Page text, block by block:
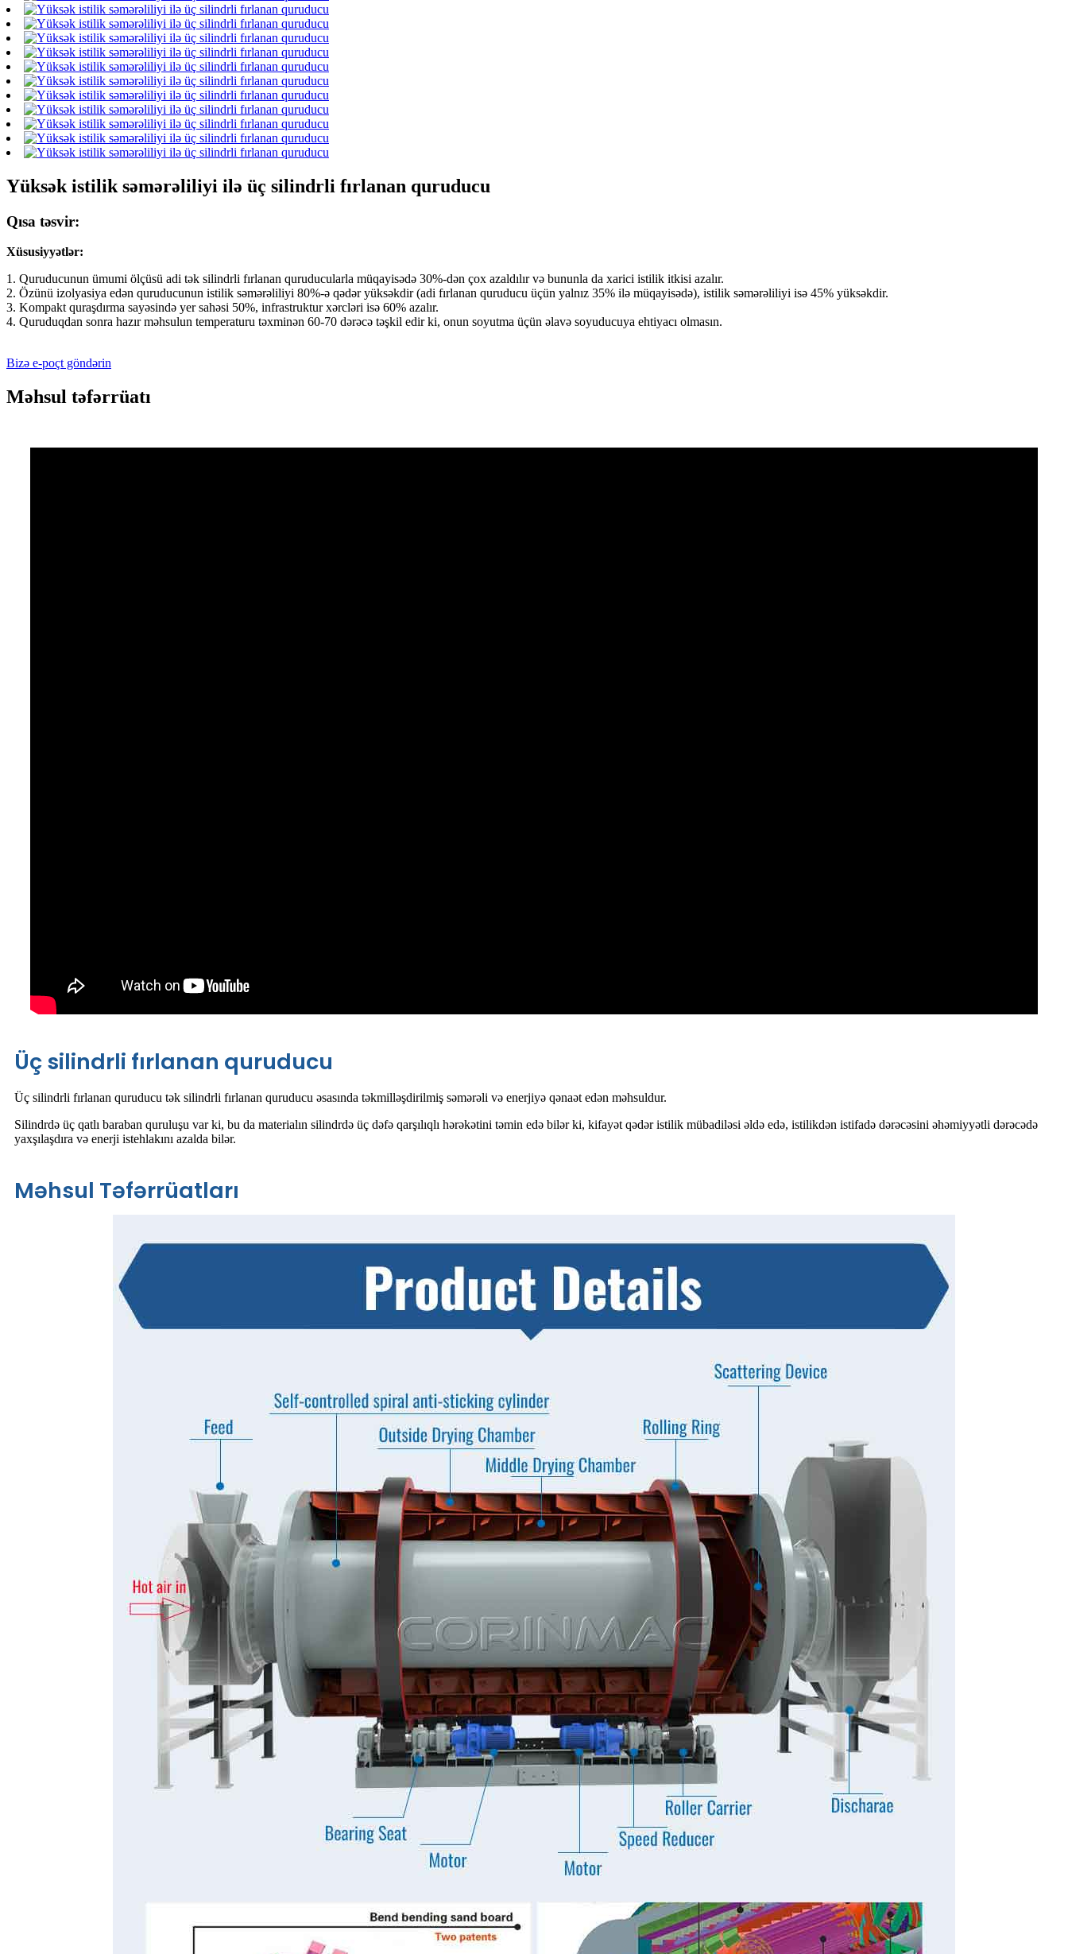
Yüksək istilik səmərəliliyi ilə üç silindrli fırlanan quruducu
Qısa təsvir:
Xüsusiyyətlər:
1. Quruducunun ümumi ölçüsü adi tək silindrli fırlanan quruducularla müqayisədə 30%-dən çox azaldılır və bununla da xarici istilik itkisi azalır.
2. Özünü izolyasiya edən quruducunun istilik səmərəliliyi 80%-ə qədər yüksəkdir (adi fırlanan quruducu üçün yalnız 35% ilə müqayisədə), istilik səmərəliliyi isə 45% yüksəkdir.
3. Kompakt quraşdırma sayəsində yer sahəsi 50%, infrastruktur xərcləri isə 60% azalır.
4. Quruduqdan sonra hazır məhsulun temperaturu təxminən 60-70 dərəcə təşkil edir ki, onun soyutma üçün əlavə soyuducuya ehtiyacı olmasın.
Bizə e-poçt göndərin
Məhsul təfərrüatı
Üç silindrli fırlanan quruducu
Üç silindrli fırlanan quruducu tək silindrli fırlanan quruducu əsasında təkmilləşdirilmiş səmərəli və enerjiyə qənaət edən məhsuldur.
Silindrdə üç qatlı baraban quruluşu var ki, bu da materialın silindrdə üç dəfə qarşılıqlı hərəkətini təmin edə bilər ki, kifayət qədər istilik mübadiləsi əldə edə, istilikdən istifadə dərəcəsini əhəmiyyətli dərəcədə
yaxşılaşdıra və enerji istehlakını azalda bilər.
Məhsul Təfərrüatları